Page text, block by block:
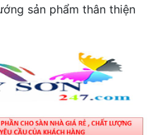
sản phẩm thân thiện